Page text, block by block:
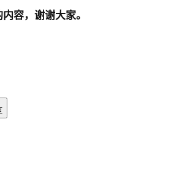
容，谢谢大家。